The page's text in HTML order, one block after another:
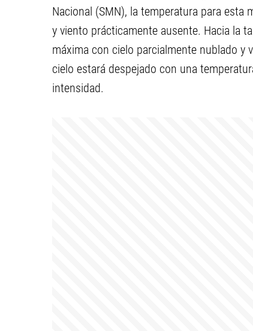
Nacional (SMN), la temperatura para esta
y viento prácticamente ausente. Hacia la
máxima con cielo parcialmente nublado y
cielo estará despejado con una
intensidad.